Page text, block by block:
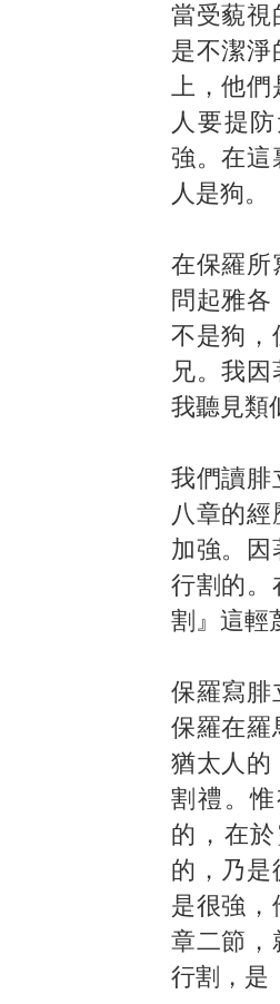
當受藐視
是不潔淨
上，他們
人要提
強。在這
人是狗。
在保羅所
問起雅
不是狗，
兄。我
我聽見類
我們讀腓
八章的
加強。因
行割的。
割』這輕
保羅寫腓
保羅在羅
猶太人的
割禮。
的，在
的，乃是
是很強，
章二節，
行割，是